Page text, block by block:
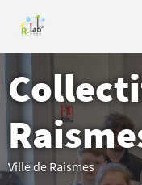
Ville de Raismes